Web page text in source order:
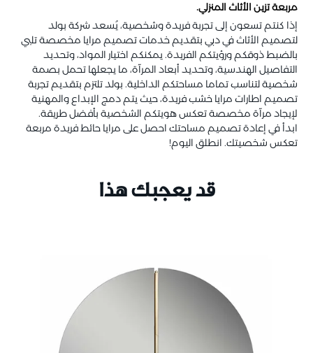
مربعة تزين الأثاث المنزلي.
إذا كنتم تسعون إلى تجربة فريدة وشخصية، يُسعد شركة بولد
لتصميم الأثاث في دبي بتقديم خدمات تصميم مرايا مخصصة تلبي
بالضبط ذوقكم ورؤيتكم الفريدة. يمكنكم اختيار المواد، وتحديد
التفاصيل الهندسية، وتحديد أبعاد المرآة، ما يجعلها تحمل بصمة
شخصية لتناسب تماما مساحتكم الداخلية. بولد تلتزم بتقديم تجربة
تصميم اطارات مرايا خشب فريدة، حيث يتم دمج الإبداع والمهنية
لإيجاد مرآة مخصصة تعكس هويتكم الشخصية بأفضل طريقة.
ابدأ في إعادة تصميم مساحتك احصل على مرايا حائط فريدة مربعة
تعكس شخصيتك. انطلق اليوم!
قد يعجبك هذا